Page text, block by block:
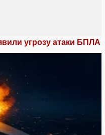
угрозу атаки БПЛА